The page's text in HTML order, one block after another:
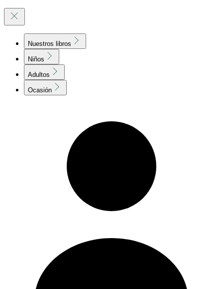
Nuestros libros
Niños
Adultos
Ocasión